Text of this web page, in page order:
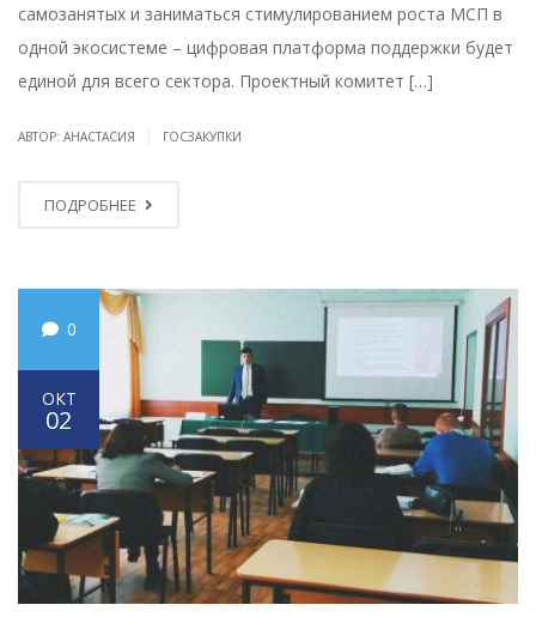
самозанятых и заниматься стимулированием роста МСП в
одной экосистеме – цифровая платформа поддержки будет
единой для всего сектора. Проектный комитет […]
АВТОР: АНАСТАСИЯ ГОСЗАКУПКИ
ПОДРОБНЕЕ
0
ОКТ
02